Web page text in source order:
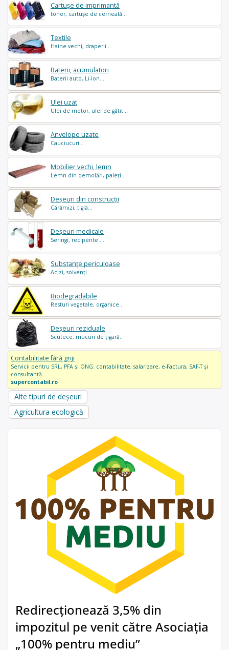
Cartușe de imprimantă
toner, cartușe de cerneală...
Textile
Haine vechi, draperii...
Baterii, acumulatori
Baterii auto, Li-Ion...
Ulei uzat
Ulei de motor, ulei de gătit...
Anvelope uzate
Cauciucuri...
Mobilier vechi, lemn
Lemn din demolări, paleți...
Deșeuri din construcții
Cărămizi, tiglă...
Deșeuri medicale
Seringi, recipente ...
Substanțe periculoase
Acizi, solvenți ...
Biodegradabile
Resturi vegetale, organice..
Deșeuri reziduale
Scutece, mucuri de țigară..
Contabilitate fără griji
Servicii pentru SRL, PFA și ONG: contabilitate, salarizare, e-Factura, SAF-T și
consultanță.
supercontabil.ro
Alte tipuri de deșeuri
Agricultura ecologică
Redirecționează 3,5% din
impozitul pe venit către Asociația
„100% pentru mediu”